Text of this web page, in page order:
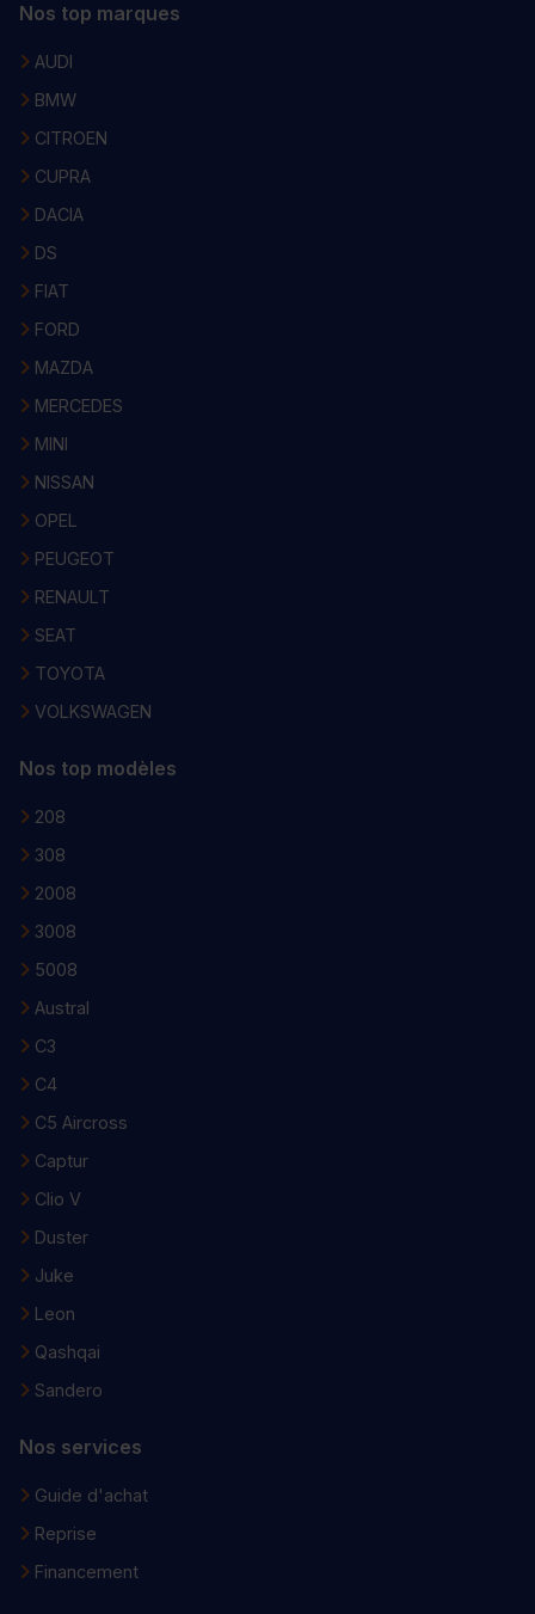
Nos top marques
AUDI
BMW
CITROEN
CUPRA
DACIA
DS
FIAT
FORD
MAZDA
MERCEDES
MINI
NISSAN
OPEL
PEUGEOT
RENAULT
SEAT
TOYOTA
VOLKSWAGEN
Nos top modèles
208
308
2008
3008
5008
Austral
C3
C4
C5 Aircross
Captur
Clio V
Duster
Juke
Leon
Qashqai
Sandero
Nos services
Guide d'achat
Reprise
Financement